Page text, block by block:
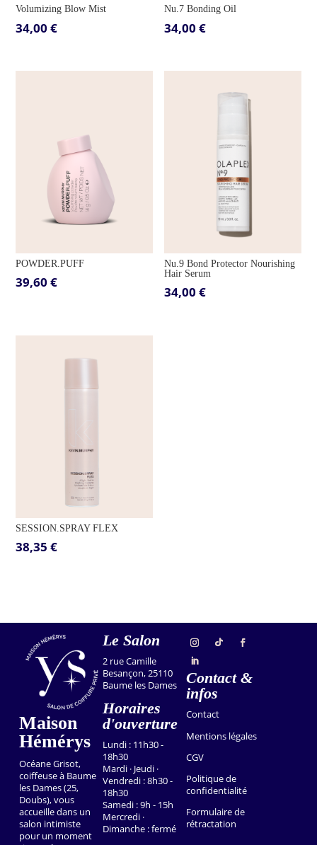
Volumizing Blow Mist
34,00€
Nu.7 Bonding Oil
34,00€
POWDER.PUFF
39,60€
Nu.9 Bond Protector Nourishing
Hair Serum
34,00€
SESSION.SPRAY FLEX
38,35€
Maison
Hémérys
Océane Grisot,
coiffeuse à Baume
les Dames (25,
Doubs), vous
accueille dans un
salon intimiste
pour un moment
Le Salon
2 rue Camille
Besançon, 25110
Baume les Dames
Horaires
d'ouverture
Lundi : 11h30 -
18h30
Mardi · Jeudi ·
Vendredi : 8h30 -
18h30
Samedi : 9h - 15h
Mercredi ·
Dimanche : fermé
Contact &
infos
Contact
Mentions légales
CGV
Politique de
confidentialité
Formulaire de
rétractation